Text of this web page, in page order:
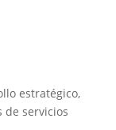
estratégico,
de servicios